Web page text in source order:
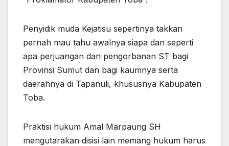
Penyidik muda Kejatisu sepertinya takkan
pernah mau tahu awalnya siapa dan seperti
apa perjuangan dan pengorbanan ST bagi
Provinsi Sumut dan bagi kaumnya serta
daerahnya di Tapanuli, khususnya Kabupaten
Toba.
Praktisi hukum Amal Marpaung SH
mengutarakan disisi lain memang hukum harus